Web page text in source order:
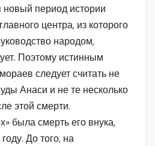
новый период истории
центра, из которого
народом,
Поэтому истинным
следует считать не
Анаси и не те несколько
этой смерти.
была смерть его внука,
До того, на